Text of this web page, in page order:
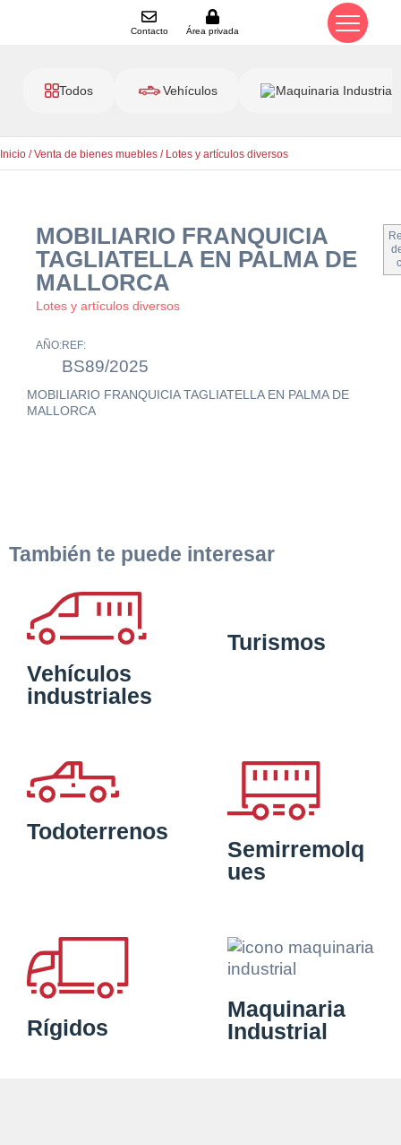
Contacto Área privada
Todos Vehículos Maquinaria Industrial
Inicio /Venta de bienes muebles / Lotes y artículos diversos
MOBILIARIO FRANQUICIA
TAGLIATELLA EN PALMA DE
MALLORCA
Lotes y artículos diversos
AÑO:REF:
BS89/2025
MOBILIARIO FRANQUICIA TAGLIATELLA EN PALMA DE
MALLORCA
También te puede interesar
Vehículos
industriales
Turismos
Todoterrenos
Semirremolq
ues
Rígidos
Maquinaria
Industrial